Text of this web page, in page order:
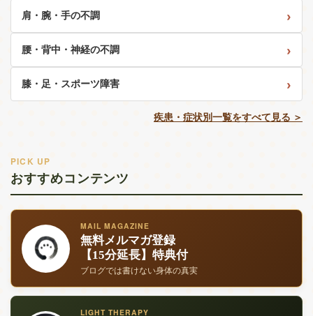
肩・腕・手の不調
腰・背中・神経の不調
膝・足・スポーツ障害
疾患・症状別一覧をすべて見る ＞
PICK UP
おすすめコンテンツ
MAIL MAGAZINE
無料メルマガ登録
【15分延長】特典付
ブログでは書けない身体の真実
LIGHT THERAPY